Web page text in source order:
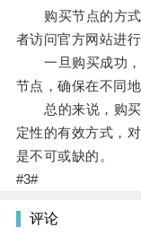
购买节点的方式
者访问官方网站进行
一旦购买成功，
节点，确保在不同
总的来说，购买
定性的有效方式，
是不可或缺的。
#3#
评论